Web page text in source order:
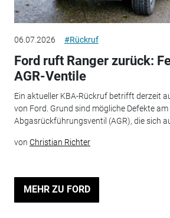
06.07.2026 #Rückruf
Ford ruft Ranger zurück:
AGR-Ventile
Ein aktueller KBA-Rückruf betrifft derzeit
von Ford. Grund sind mögliche Defekte am
Abgasrückführungsventil (AGR), die sich
von Christian Richter
MEHR ZU FORD